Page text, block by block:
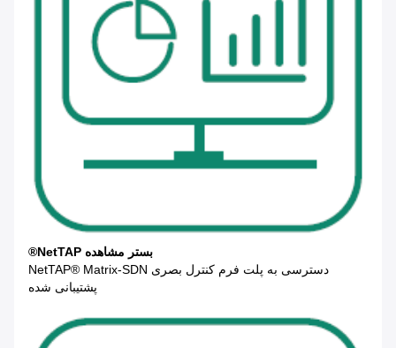
بستر مشاهده NetTAP®
دسترسی به پلت فرم کنترل بصری NetTAP® Matrix-SDN
پشتیبانی شده